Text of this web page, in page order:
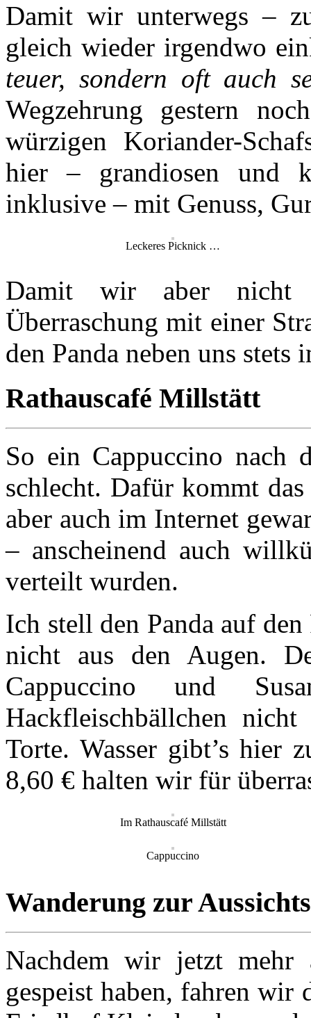
Damit wir unterwegs –
gleich wieder irgendwo
teuer, sondern oft auch
Wegzehrung gestern
würzigen Koriander-
hier – grandiosen und
inklusive – mit Genuss,
Leckeres Picknick …
Damit wir aber nicht
Überraschung mit einer
den Panda neben uns stets
Rathauscafé Millstätt
So ein Cappuccino nach
schlecht. Dafür kommt
aber auch im Internet
– anscheinend auch
verteilt wurden.
Ich stell den Panda auf
nicht aus den Augen.
Cappuccino und
Hackfleischbällchen
Torte. Wasser gibt’s hier
8,60 € halten wir für
Im Rathauscafé Millstätt
Cappuccino
Wanderung zur
Nachdem wir jetzt
gespeist haben, fahren wir